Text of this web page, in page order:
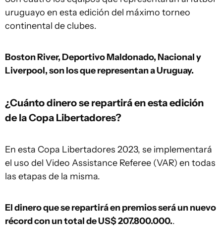
uruguayo en esta edición del máximo torneo
continental de clubes.
Boston River, Deportivo Maldonado, Nacional y
Liverpool, son los que representan a Uruguay.
¿Cuánto dinero se repartirá en esta edición
de la Copa Libertadores?
En esta Copa Libertadores 2023, se implementará
el uso del Video Assistance Referee (VAR) en todas
las etapas de la misma.
El dinero que se repartirá en premios será un nuevo
récord con un total de US$ 207.800.000..